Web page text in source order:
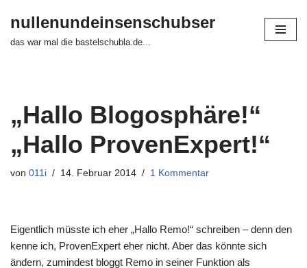
Zum
nullenundeinsenschubser
das war mal die bastelschubla.de...
„Hallo Blogosphäre!“
„Hallo ProvenExpert!“
von 011i 14. Februar 2014 1 Kommentar
Eigentlich müsste ich eher „Hallo Remo!“ schreiben – denn den
kenne ich, ProvenExpert eher nicht. Aber das könnte sich
ändern, zumindest bloggt Remo in seiner Funktion als